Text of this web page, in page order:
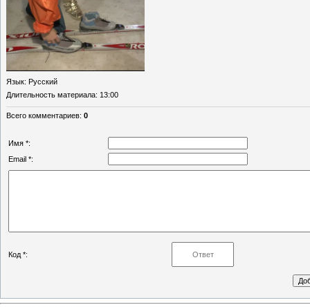
Язык: Русский
Длительность материала: 13:00
Всего комментариев: 0
Имя *:
Email *:
Код *: